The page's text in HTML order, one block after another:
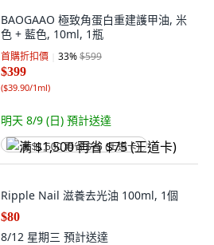
BAOGAAO 極致角蛋白重建護甲油, 米
色 + 藍色, 10ml, 1瓶
首購折扣價 33%$599
$399
($39.90/1ml)
明天 8/9 (日) 預計送達
满 $1,500 再省 $75 (王道卡)
Ripple Nail 滋養去光油 100ml, 1個
$80
8/12 星期三 預計送達